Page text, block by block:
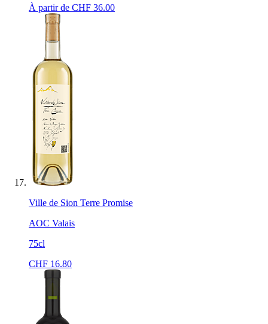
À partir de CHF 36.00
Ville de Sion Terre Promise
AOC Valais
75cl
CHF 16.80